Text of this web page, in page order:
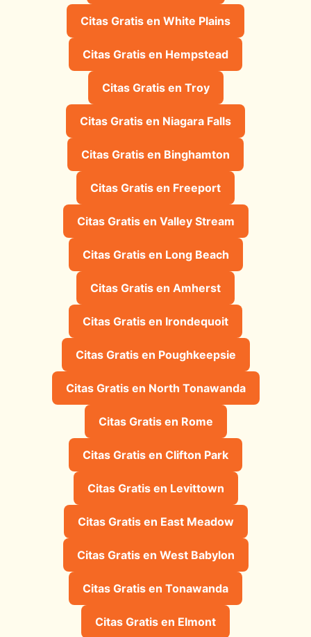
Citas Gratis en White Plains
Citas Gratis en Hempstead
Citas Gratis en Troy
Citas Gratis en Niagara Falls
Citas Gratis en Binghamton
Citas Gratis en Freeport
Citas Gratis en Valley Stream
Citas Gratis en Long Beach
Citas Gratis en Amherst
Citas Gratis en Irondequoit
Citas Gratis en Poughkeepsie
Citas Gratis en North Tonawanda
Citas Gratis en Rome
Citas Gratis en Clifton Park
Citas Gratis en Levittown
Citas Gratis en East Meadow
Citas Gratis en West Babylon
Citas Gratis en Tonawanda
Citas Gratis en Elmont